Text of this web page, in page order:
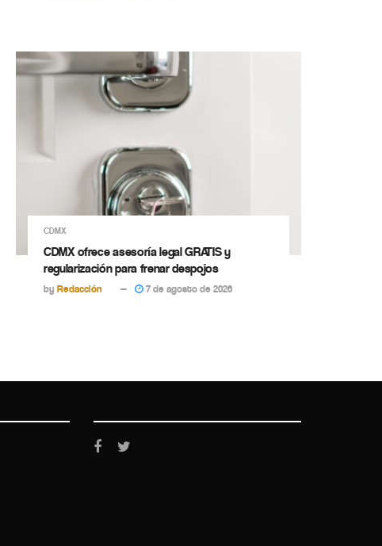
CDMX
CDMX ofrece asesoría legal GRATIS y
regularización para frenar despojos
by Redacción 7 de agosto de 2026